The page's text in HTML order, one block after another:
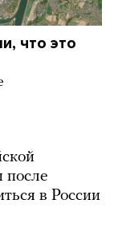
что это
после
в России